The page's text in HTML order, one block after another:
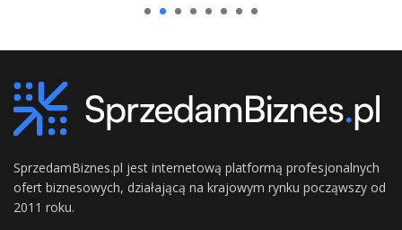
SprzedamBiznes.pl jest internetową platformą profesjonalnych
ofert biznesowych, działającą na krajowym rynku począwszy od
2011 roku.